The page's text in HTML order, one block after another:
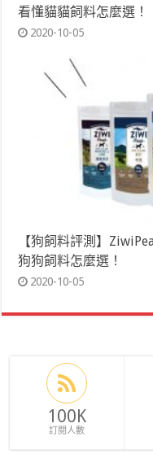
看懂貓貓飼料怎麼選！
2020-10-05
【狗飼料評測】
狗狗飼料怎麼選！
2020-10-05
100K
訂閱人數